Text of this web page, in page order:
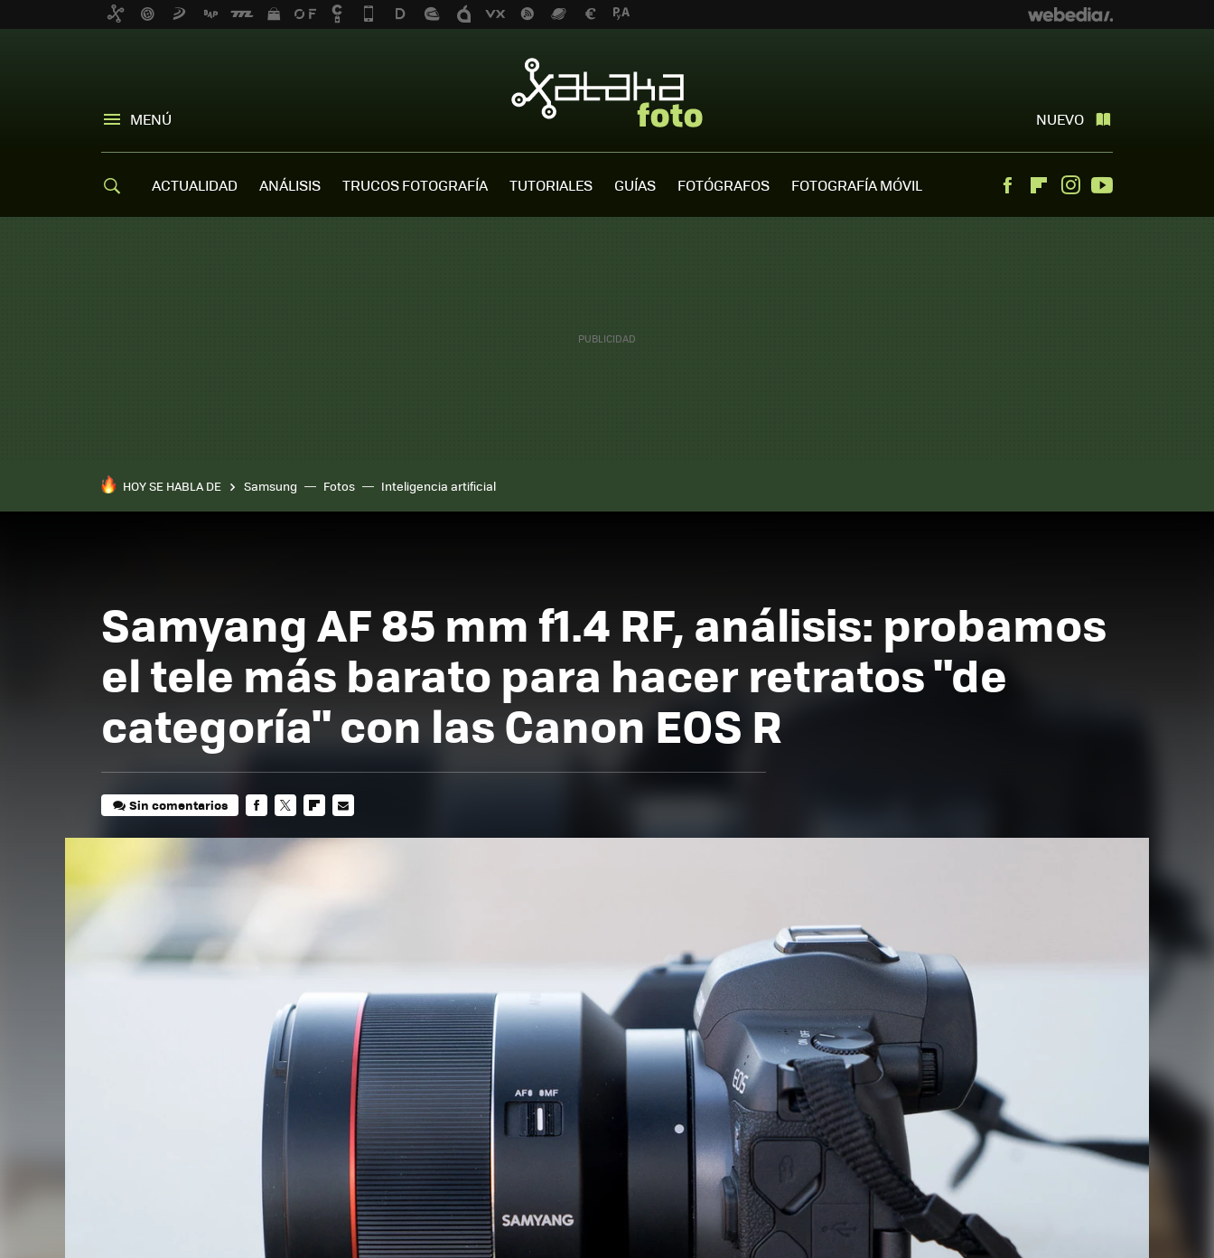
MENÚ NUEVO
ACTUALIDAD ANÁLISIS TRUCOS FOTOGRAFÍA TUTORIALES GUÍAS FOTÓGRAFOS FOTOGRAFÍA MÓVIL FacebookFlipboardInstagram
HOY SE HABLA DE Samsung Fotos Inteligencia artificial
Samyang AF 85 mm f1.4 RF, análisis: probamos
el tele más barato para hacer retratos "de
categoría" con las Canon EOS R
Sin comentarios